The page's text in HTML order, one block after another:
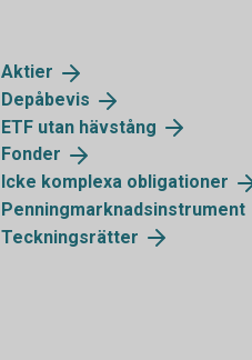
Aktier
Depåbevis
ETF utan hävstång
Fonder
Icke komplexa obligationer
Penningmarknadsinstrument
Teckningsrätter